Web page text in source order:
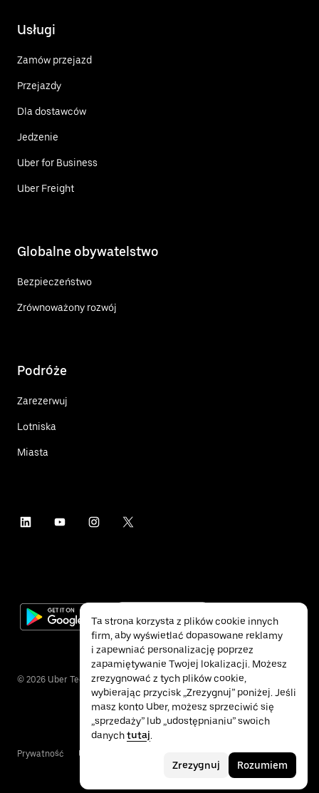
Usługi
Zamów przejazd
Przejazdy
Dla dostawców
Jedzenie
Uber for Business
Uber Freight
Globalne obywatelstwo
Bezpieczeństwo
Zrównoważony rozwój
Podróże
Zarezerwuj
Lotniska
Miasta
© 2026 Uber Technologies Inc.
Prywatność Ułatwienia dostępu
Ta strona korzysta z plików cookie innych
firm, aby wyświetlać dopasowane reklamy
i zapewniać personalizację poprzez
zapamiętywanie Twojej lokalizacji. Możesz
zrezygnować z tych plików cookie,
wybierając przycisk „Zrezygnuj” poniżej. Jeśli
masz konto Uber, możesz sprzeciwić się
„sprzedaży” lub „udostępnianiu” swoich
danychtutaj.
Zrezygnuj Rozumiem